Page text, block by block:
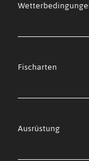
Fischarten
Ausrüstung